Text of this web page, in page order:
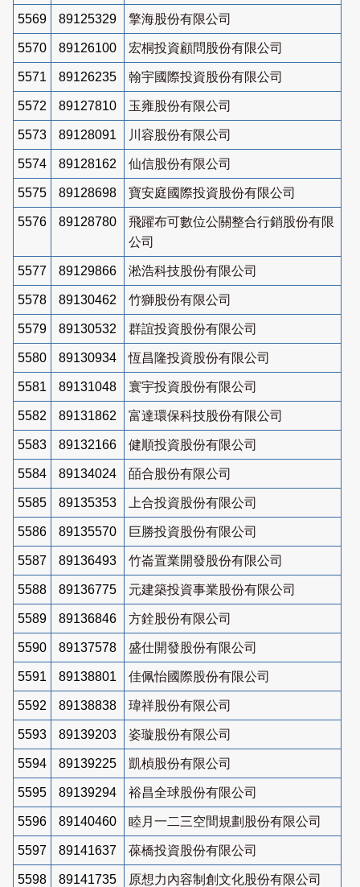
5569 89125329 擎海股份有限公司
5570 89126100 宏桐投資顧問股份有限公司
5571 89126235 翰宇國際投資股份有限公司
5572 89127810 玉雍股份有限公司
5573 89128091 川容股份有限公司
5574 89128162 仙信股份有限公司
5575 89128698 寶安庭國際投資股份有限公司
5576 89128780
飛躍布可數位公關整合行銷股份有限
公司
5577 89129866 淞浩科技股份有限公司
5578 89130462 竹獅股份有限公司
5579 89130532 群誼投資股份有限公司
5580 89130934 恆昌隆投資股份有限公司
5581 89131048 寰宇投資股份有限公司
5582 89131862 富達環保科技股份有限公司
5583 89132166 健順投資股份有限公司
5584 89134024 皕合股份有限公司
5585 89135353 上合投資股份有限公司
5586 89135570 巨勝投資股份有限公司
5587 89136493 竹崙置業開發股份有限公司
5588 89136775 元建築投資事業股份有限公司
5589 89136846 方銓股份有限公司
5590 89137578 盛仕開發股份有限公司
5591 89138801 佳佩怡國際股份有限公司
5592 89138838 瑋祥股份有限公司
5593 89139203 姿璇股份有限公司
5594 89139225 凱楨股份有限公司
5595 89139294 裕昌全球股份有限公司
5596 89140460 睦月一二三空間規劃股份有限公司
5597 89141637 葆橋投資股份有限公司
5598 89141735 原想力內容制創文化股份有限公司